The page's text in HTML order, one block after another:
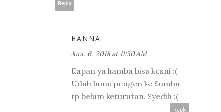
Reply
HANNA
June 6, 2018 at 11:30 AM
Kapan ya hamba bisa kesni :(
Udah lama pengen ke Sumba
tp belum keturutan. Syedih :(
Reply